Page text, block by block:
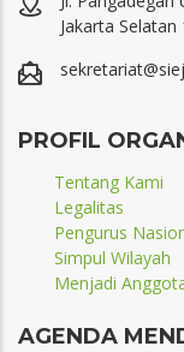
Jakarta Selatan
PROFIL
Tentang Kami
Legalitas
Pengurus
Simpul Wilayah
Menjadi
AGENDA